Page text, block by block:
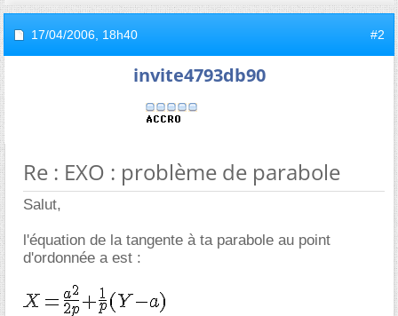
17/04/2006, 18h40 #2
invite4793db90
Re : EXO : problème de parabole
Salut,
l'équation de la tangente à ta parabole au point
d'ordonnée a est :